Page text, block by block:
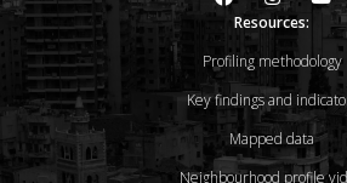
Resources:
Profiling methodology
Key findings and
Mapped data
Neighbourhood profile